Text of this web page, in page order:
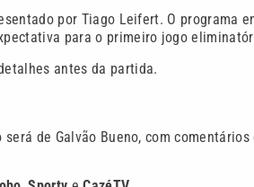
por Tiago Leifert. O programa
para o primeiro jogo
antes da partida.
será de Galvão Bueno, com